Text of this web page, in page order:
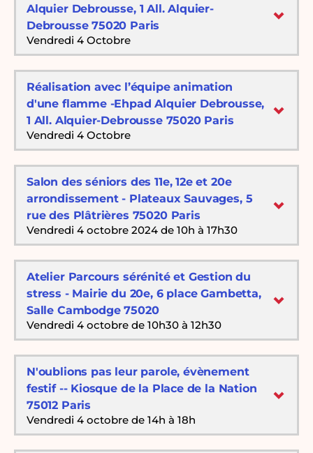
Alquier Debrousse, 1 All. Alquier-
Debrousse 75020 Paris
Vendredi 4 Octobre
Réalisation avec l’équipe animation
d'une flamme -Ehpad Alquier Debrousse,
1 All. Alquier-Debrousse 75020 Paris
Vendredi 4 Octobre
Salon des séniors des 11e, 12e et 20e
arrondissement - Plateaux Sauvages, 5
rue des Plâtrières 75020 Paris
Vendredi 4 octobre 2024 de 10h à 17h30
Atelier Parcours sérénité et Gestion du
stress - Mairie du 20e, 6 place Gambetta,
Salle Cambodge 75020
Vendredi 4 octobre de 10h30 à 12h30
N'oublions pas leur parole, évènement
festif -- Kiosque de la Place de la Nation
75012 Paris
Vendredi 4 octobre de 14h à 18h